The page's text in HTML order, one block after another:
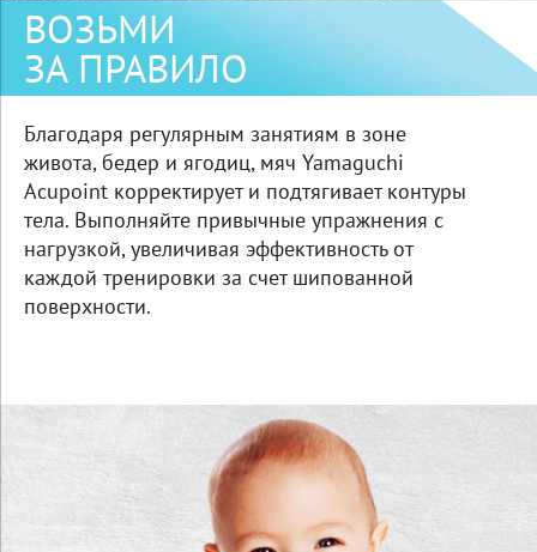
ВОЗЬМИ
ЗА ПРАВИЛО
Благодаря регулярным занятиям в зоне
живота, бедер и ягодиц, мяч Yamaguchi
Acupoint корректирует и подтягивает контуры
тела. Выполняйте привычные упражнения с
нагрузкой, увеличивая эффективность от
каждой тренировки за счет шипованной
поверхности.